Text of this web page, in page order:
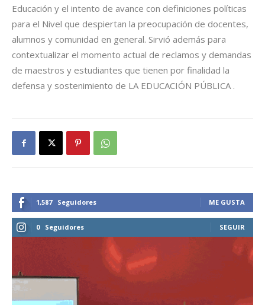
Educación y el intento de avance con definiciones políticas
para el Nivel que despiertan la preocupación de docentes,
alumnos y comunidad en general. Sirvió además para
contextualizar el momento actual de reclamos y demandas
de maestros y estudiantes que tienen por finalidad la
defensa y sostenimiento de LA EDUCACIÓN PÚBLICA .
1,587 Seguidores ME GUSTA
0 Seguidores SEGUIR